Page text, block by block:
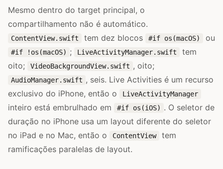
Mesmo dentro do target principal, o
compartilhamento não é automático.
ContentView.swift tem dez blocos #if os(macOS) ou
#if !os(macOS) ; LiveActivityManager.swift
tem
oito;
VideoBackgroundView.swift , oito;
AudioManager.swift , seis. Live Activities é um recurso
exclusivo do iPhone, então o
LiveActivityManager
inteiro está embrulhado em #if os(iOS) . O seletor de
duração no iPhone usa um layout diferente do seletor
no iPad e no Mac, então o
ContentView
tem
ramificações paralelas de layout.